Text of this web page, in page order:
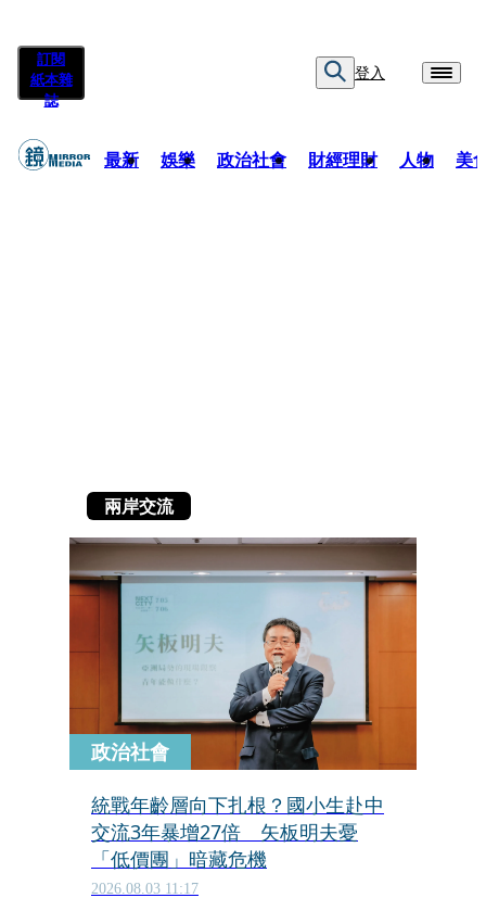
訂閱
紙本雜
誌
登入
最新 娛樂 政治社會 財經理財 人物 美
兩岸交流
政治社會
統戰年齡層向下扎根？國小生赴中
交流3年暴增27倍 矢板明夫憂
「低價團」暗藏危機
2026.08.03 11:17